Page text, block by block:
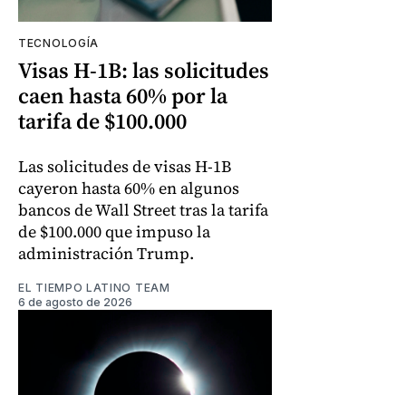
TECNOLOGÍA
Visas H-1B: las solicitudes
caen hasta 60% por la
tarifa de $100.000
Las solicitudes de visas H-1B
cayeron hasta 60% en algunos
bancos de Wall Street tras la tarifa
de $100.000 que impuso la
administración Trump.
EL TIEMPO LATINO TEAM
6 de agosto de 2026